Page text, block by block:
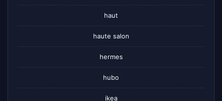
haut
haute salon
hermes
hubo
ikea